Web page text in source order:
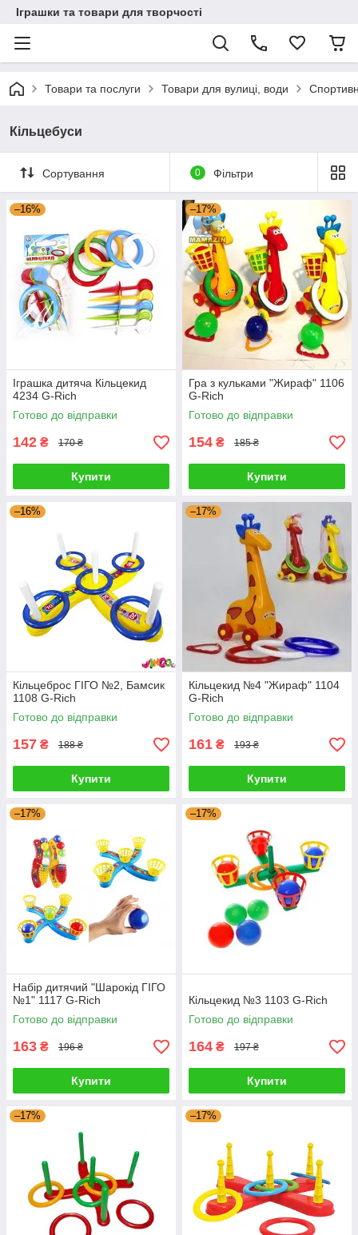
Іграшки та товари для творчості
Товари та послуги Товари для вулиці, води
Кільцебуси
Сортування 0 Фільтри
–16%
Іграшка дитяча Кільцекид
4234 G-Rich
Готово до відправки
142 ₴ 170 ₴
Купити
–17%
Гра з кульками "Жираф" 1106
G-Rich
Готово до відправки
154 ₴ 185 ₴
Купити
–16%
Кільцеброс ГІГО №2, Бамсик
1108 G-Rich
Готово до відправки
157 ₴ 188 ₴
Купити
–17%
Кільцекид №4 "Жираф" 1104
G-Rich
Готово до відправки
161 ₴ 193 ₴
Купити
–17%
Набір дитячий "Шарокід ГІГО
№1" 1117 G-Rich
Готово до відправки
163 ₴ 196 ₴
Купити
–17%
Кільцекид №3 1103 G-Rich
Готово до відправки
164 ₴ 197 ₴
Купити
–17% –17%